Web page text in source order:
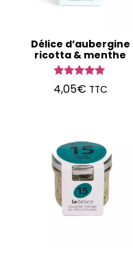
Délice d’aubergine
ricotta & menthe
Note
5.00
4,05€ TTC